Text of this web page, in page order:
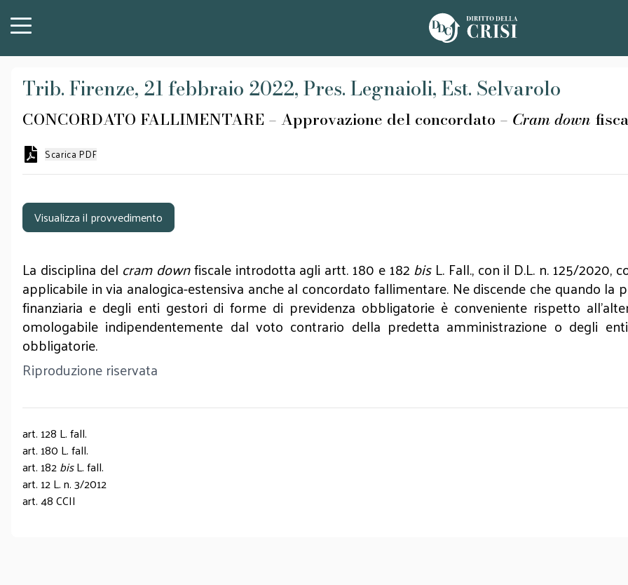
Trib. Firenze, 21 febbraio 2022, Pres. Legnaioli, Est. Selvarolo
CONCORDATO FALLIMENTARE – Approvazione del concordato – Cram down
Scarica PDF
Visualizza il provvedimento
La disciplina del cram downfiscale introdotta agli artt. 180 e 182bisL. Fall., con il D.L. n. 125/2020,
applicabile in via analogica-estensiva anche al concordato fallimentare. Ne discende che quando
finanziaria e degli enti gestori di forme di previdenza obbligatorie è conveniente rispetto
omologabile indipendentemente dal voto contrario della predetta amministrazione o degli
obbligatorie.
Riproduzione riservata
art. 128 L. fall.
art. 180 L. fall.
art. 182bisL. fall.
art. 12 L. n. 3/2012
art. 48 CCII